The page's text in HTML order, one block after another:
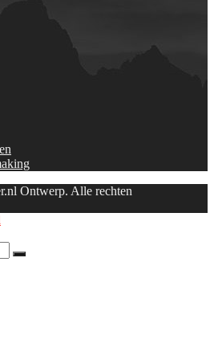
Ontwerp. Alle rechten